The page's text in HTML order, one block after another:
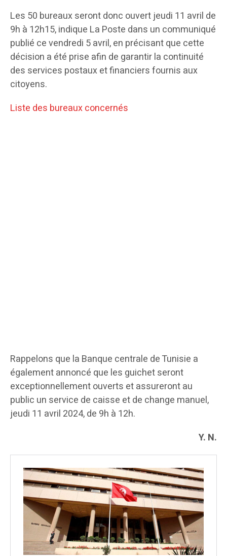
Les 50 bureaux seront donc ouvert jeudi 11 avril de
9h à 12h15, indique La Poste dans un communiqué
publié ce vendredi 5 avril, en précisant que cette
décision a été prise afin de garantir la continuité
des services postaux et financiers fournis aux
citoyens.
Liste des bureaux concernés
Rappelons que la Banque centrale de Tunisie a
également annoncé que les guichet seront
exceptionnellement ouverts et assureront au
public un service de caisse et de change manuel,
jeudi 11 avril 2024, de 9h à 12h.
Y. N.